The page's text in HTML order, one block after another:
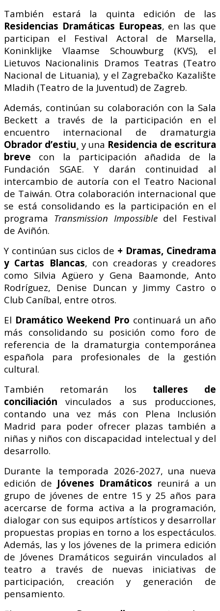
También estará la quinta edición de las
Residencias Dramáticas Europeas, en las que
participan el Festival Actoral de Marsella,
Koninklijke Vlaamse Schouwburg (KVS), el
Lietuvos Nacionalinis Dramos Teatras (Teatro
Nacional de Lituania), y el Zagrebačko Kazalište
Mladih (Teatro de la Juventud) de Zagreb.
Además, continúan su colaboración con la Sala
Beckett a través de la participación en el
encuentro internacional de dramaturgia
Obrador d’estiu ¸ y una Residencia de escritura
breve con la participación añadida de la
Fundación SGAE. Y darán continuidad al
intercambio de autoría con el Teatro Nacional
de Taiwán. Otra colaboración internacional que
se está consolidando es la participación en el
programa Transmission Impossibledel Festival
de Aviñón.
Y continúan sus ciclos de + Dramas, Cinedrama
y Cartas Blancas, con creadoras y creadores
como Silvia Agüero y Gena Baamonde, Anto
Rodríguez, Denise Duncan y Jimmy Castro o
Club Caníbal, entre otros.
El Dramático Weekend Pro continuará un año
más consolidando su posición como foro de
referencia de la dramaturgia contemporánea
española para profesionales de la gestión
cultural.
También retomarán los talleres de
conciliación vinculados a sus producciones,
contando una vez más con Plena Inclusión
Madrid para poder ofrecer plazas también a
niñas y niños con discapacidad intelectual y del
desarrollo.
Durante la temporada 2026-2027, una nueva
edición de Jóvenes Dramáticos reunirá a un
grupo de jóvenes de entre 15 y 25 años para
acercarse de forma activa a la programación,
dialogar con sus equipos artísticos y desarrollar
propuestas propias en torno a los espectáculos.
Además, las y los jóvenes de la primera edición
de Jóvenes Dramáticos seguirán vinculados al
teatro a través de nuevas iniciativas de
participación, creación y generación de
pensamiento.